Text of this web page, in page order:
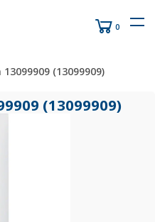
0
(13099909)
(13099909)